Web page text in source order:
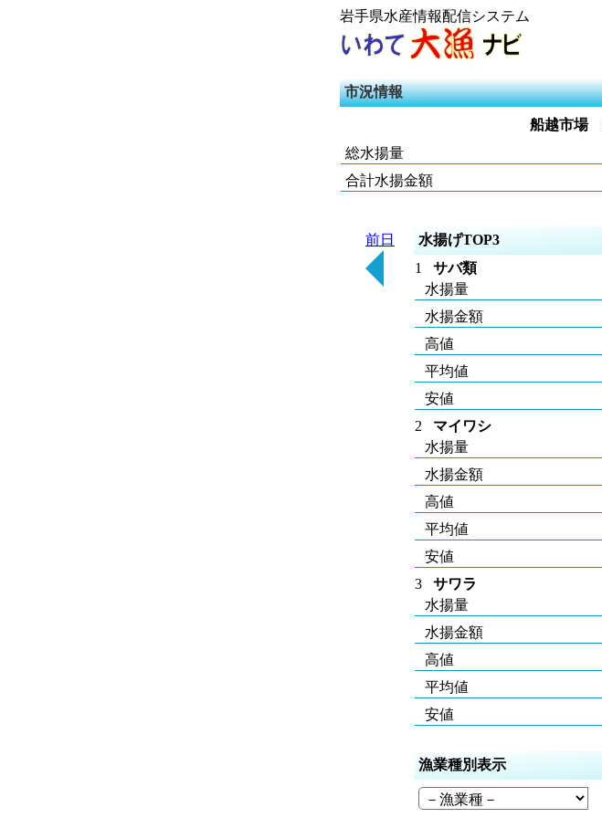
岩手県水産情報配信システム
市況情報
船越市場
総水揚量
合計水揚金額
前日
水揚げTOP3
1
サバ類
水揚量
水揚金額
高値
平均値
安値
2
マイワシ
水揚量
水揚金額
高値
平均値
安値
3
サワラ
水揚量
水揚金額
高値
平均値
安値
漁業種別表示